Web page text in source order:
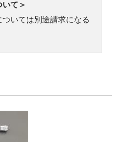
て＞
いては別途請求になる